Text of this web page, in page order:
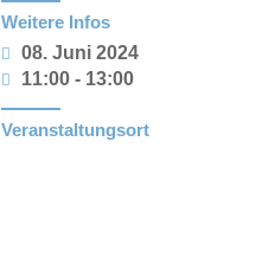
Weitere Infos
08. Juni 2024
11:00 - 13:00
Veranstaltungsort